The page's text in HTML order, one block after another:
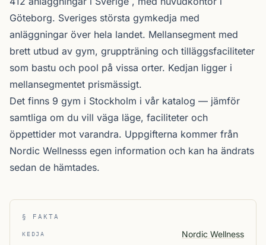
Göteborg. Sveriges största gymkedja med
anläggningar över hela landet. Mellansegment med
brett utbud av gym, gruppträning och tilläggsfaciliteter
som bastu och pool på vissa orter. Kedjan ligger i
mellansegmentet prismässigt.
Det finns 9 gym i Stockholm i vår katalog — jämför
samtliga om du vill väga läge, faciliteter och
öppettider mot varandra. Uppgifterna kommer från
Nordic Wellnesss egen information och kan ha ändrats
sedan de hämtades.
§ FAKTA
KEDJA Nordic Wellness